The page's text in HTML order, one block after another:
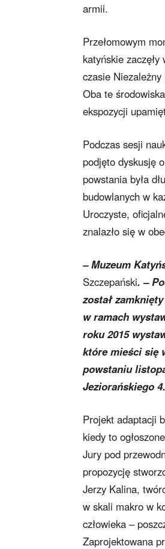
armii.
Przełomowym
katyńskie
czasie
Oba te
ekspozycji
Podczas sesji
podjęto dyskusję
powstania była
budowlanych w
Uroczyste,
znalazło się w
– Muzeum
Szczepański. –
został
w ramach
roku 2015
które mieści się
powstaniu
Jeziorańskiego 4.
Projekt adaptacji
kiedy to
Jury pod
propozycję
Jerzy Kalina,
w skali makro w
człowieka –
Zaprojektowana